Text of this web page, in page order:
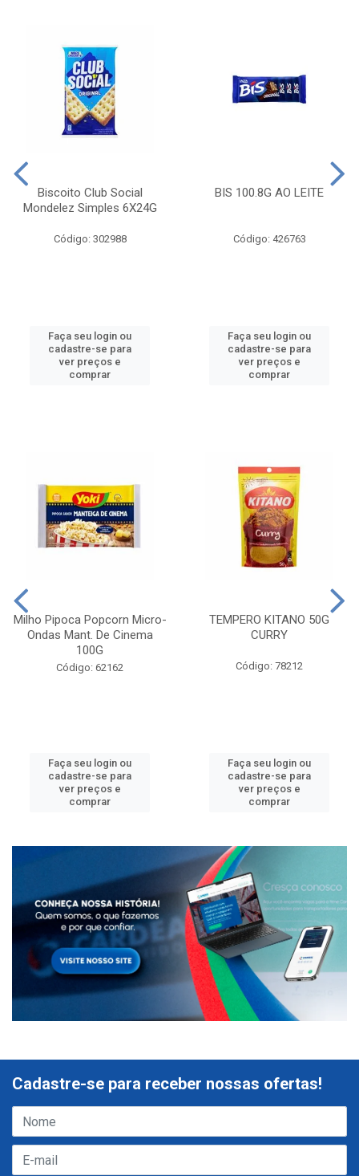
Biscoito Club Social
Mondelez Simples 6X24G
Código: 302988
Faça seu login ou
cadastre-se para
ver preços e
comprar
BIS 100.8G AO LEITE
Código: 426763
Faça seu login ou
cadastre-se para
ver preços e
comprar
Milho Pipoca Popcorn Micro-
Ondas Mant. De Cinema
100G
Código: 62162
Faça seu login ou
cadastre-se para
ver preços e
comprar
TEMPERO KITANO 50G
CURRY
Código: 78212
Faça seu login ou
cadastre-se para
ver preços e
comprar
Cadastre-se para receber nossas ofertas!